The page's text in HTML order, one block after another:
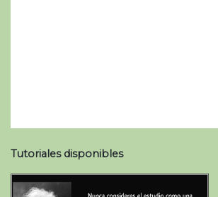
Tutoriales disponibles